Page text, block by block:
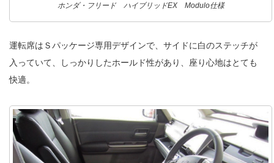
ホンダ・フリード ハイブリッドEX Modulo仕様
運転席はＳパッケージ専用デザインで、サイドに白のステッチが
入っていて、しっかりしたホールド性があり、座り心地はとても
快適。